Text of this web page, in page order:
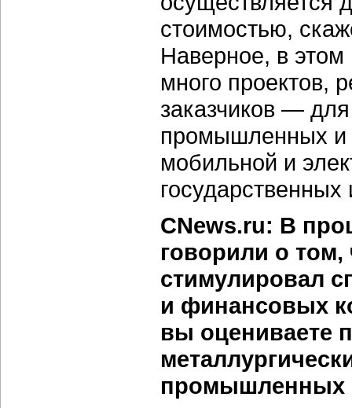
стоимостью,
Наверное, в
много проектов,
заказчиков —
промышленных и
мобильной и
CNews.ru: В
говорили о том,
стимулировал
и финансовых
вы оцениваете
промышленных